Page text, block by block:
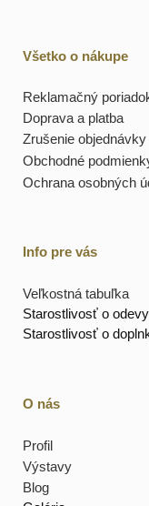
Všetko o nákupe
Reklamačný
Doprava a platba
Zrušenie objednávky
Obchodné
Ochrana osobných
Info pre vás
Veľkostná tabuľka
Starostlivosť o odevy
Starostlivosť o
O nás
Profil
Výstavy
Blog